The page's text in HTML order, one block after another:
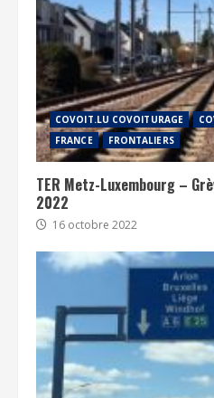
COVOIT.LU COVOITURAGE
FRANCE
FRONTALIERS
TER Metz-Luxembourg –
2022
16 octobre 2022